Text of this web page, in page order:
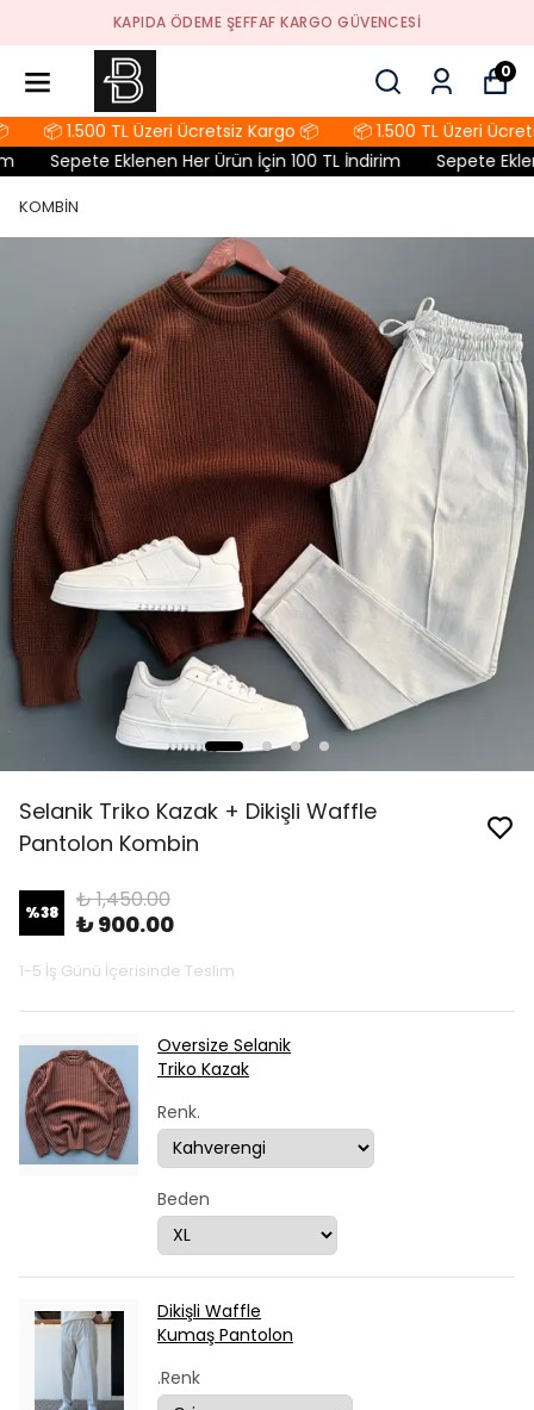
KAPIDA ÖDEME ŞEFFAF KARGO GÜVENCESI
0
📦 1.500 TL Üzeri Ücretsiz Kargo 📦
📦 1.500 TL Üzeri
Sepete Eklenen Her Ürün İçin 100 TL İndirim Sepete
KOMBİN
Selanik Triko Kazak + Dikişli Waffle
Pantolon Kombin
%38 ₺ 1,450.00
₺ 900.00
1-5 İş Günü İçerisinde Teslim
Oversize Selanik
Triko Kazak
Renk.
Beden
Dikişli Waffle
Kumaş Pantolon
.Renk